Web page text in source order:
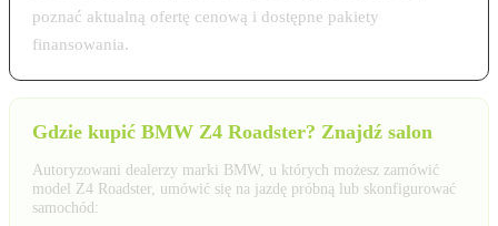
poznać aktualną ofertę cenową i dostępne pakiety
finansowania.
Gdzie kupić BMW Z4 Roadster? Znajdź salon
Autoryzowani dealerzy marki BMW, u których możesz zamówić
model Z4 Roadster, umówić się na jazdę próbną lub skonfigurować
samochód: